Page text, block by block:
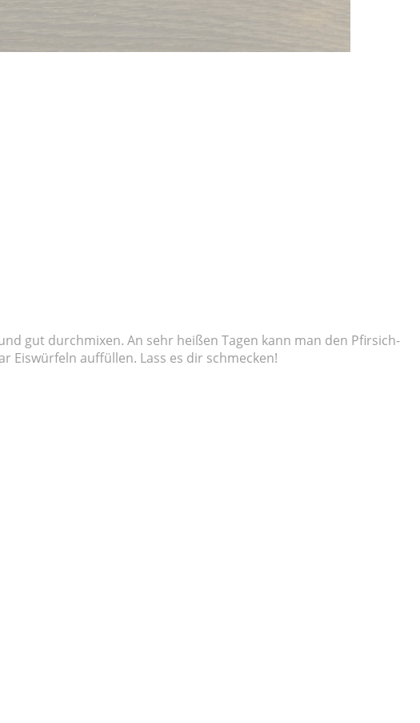
gut durchmixen. An sehr heißen Tagen kann man den Pfirsich-
Eiswürfeln auffüllen. Lass es dir schmecken!